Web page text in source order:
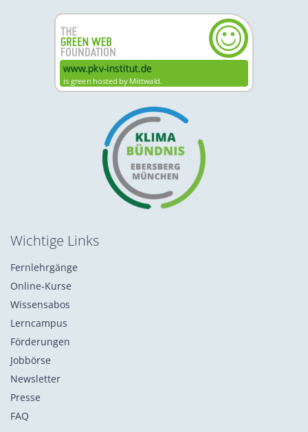
Wichtige Links
Fernlehrgänge
Online-Kurse
Wissensabos
Lerncampus
Förderungen
Jobbörse
Newsletter
Presse
FAQ